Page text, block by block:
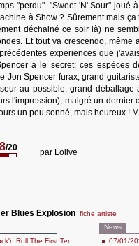
"perdu". "Sweet 'N' Sour"
à Show ? Sûrement mais
déchainé ce soir là) ne
Et tout va crescendo,
experiences que
à le secret: ces espèces
Jon Spencer furax, grand
au possible, grand déballage
l'impression), malgré un
un peu sonné, mais heureux !
/20 par Lolive
Blues Explosion fiche artiste
Roll The First Ten
News
07/01/